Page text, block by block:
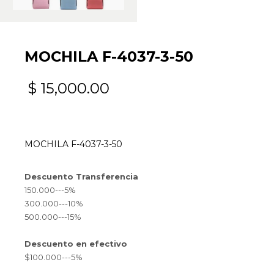
MOCHILA F-4037-3-50
$ 15,000.00
MOCHILA F-4037-3-50
Descuento Transferencia
150.000---5%
300.000---10%
500.000---15%
Descuento en efectivo
$100.000---5%